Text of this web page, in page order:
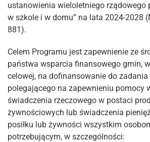
ustanowienia wieloletniego rządowego
w szkole i w domu” na lata 2024-2028
881).
Celem Programu jest zapewnienie ze
państwa wsparcia finansowego gmin,
celowej, na dofinansowanie do zadania
polegającego na zapewnieniu pomocy
świadczenia rzeczowego w postaci
żywnościowych lub świadczenia
posiłku lub żywności wszystkim
potrzebującym, w szczególności: